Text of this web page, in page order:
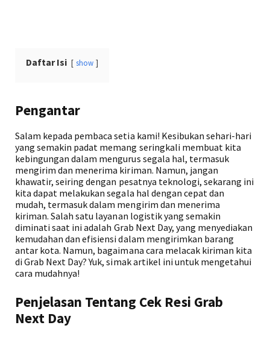
Daftar Isi show
Pengantar
Salam kepada pembaca setia kami! Kesibukan sehari-hari
yang semakin padat memang seringkali membuat kita
kebingungan dalam mengurus segala hal, termasuk
mengirim dan menerima kiriman. Namun, jangan
khawatir, seiring dengan pesatnya teknologi, sekarang ini
kita dapat melakukan segala hal dengan cepat dan
mudah, termasuk dalam mengirim dan menerima
kiriman. Salah satu layanan logistik yang semakin
diminati saat ini adalah Grab Next Day, yang menyediakan
kemudahan dan efisiensi dalam mengirimkan barang
antar kota. Namun, bagaimana cara melacak kiriman kita
di Grab Next Day? Yuk, simak artikel ini untuk mengetahui
cara mudahnya!
Penjelasan Tentang Cek Resi Grab
Next Day